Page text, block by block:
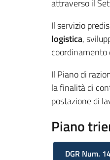
attraverso il
Il servizio
logistica,
coordinamento
Il Piano di
la finalità di
postazione di
Piano
DGR Num.